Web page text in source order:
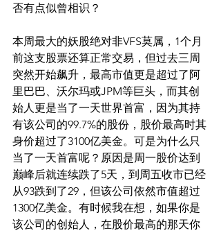
否有点似曾相识？
本周最大的妖股绝对非VFS莫属，1个月
前这支股票还算正常交易，但过去三周
突然开始飙升，最高市值更是超过了阿
里巴巴、沃尔玛或JPM等巨头，而其创
始人更是当了一天世界首富，因为其持
有该公司的99.7%的股份，股价最高时其
身价超过了3100亿美金。可是为什么只
当了一天首富呢？原因是周一股价达到
巅峰后就连续跌了5天，到周五收市已经
从93跌到了29，但该公司依然市值超过
1300亿美金。有时候我在想，如果你是
该公司的创始人，在股价最高的那天你